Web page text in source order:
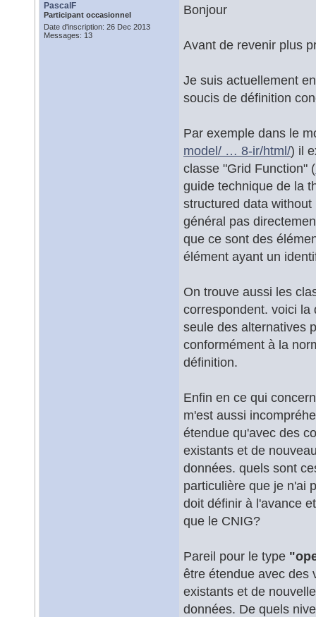
PascalF
Participant occasionnel
Date d'inscription: 26 Dec 2013
Messages: 13
Bonjour
Avant de revenir plus
Je suis actuellement
soucis de définition
Par exemple dans le
model/ … 8-ir/html/) il
classe "Grid Function" (
guide technique de la
structured data
général pas
que ce sont des
élément ayant un
On trouve aussi les
correspondent. voici la
seule des alternatives
conformément à la
définition.
Enfin en ce qui
m'est aussi
étendue qu'avec des
existants et de
données. quels sont
particulière que je n'ai
doit définir à l'avance
que le CNIG?
Pareil pour le type
être étendue avec des
existants et de
données. De quels